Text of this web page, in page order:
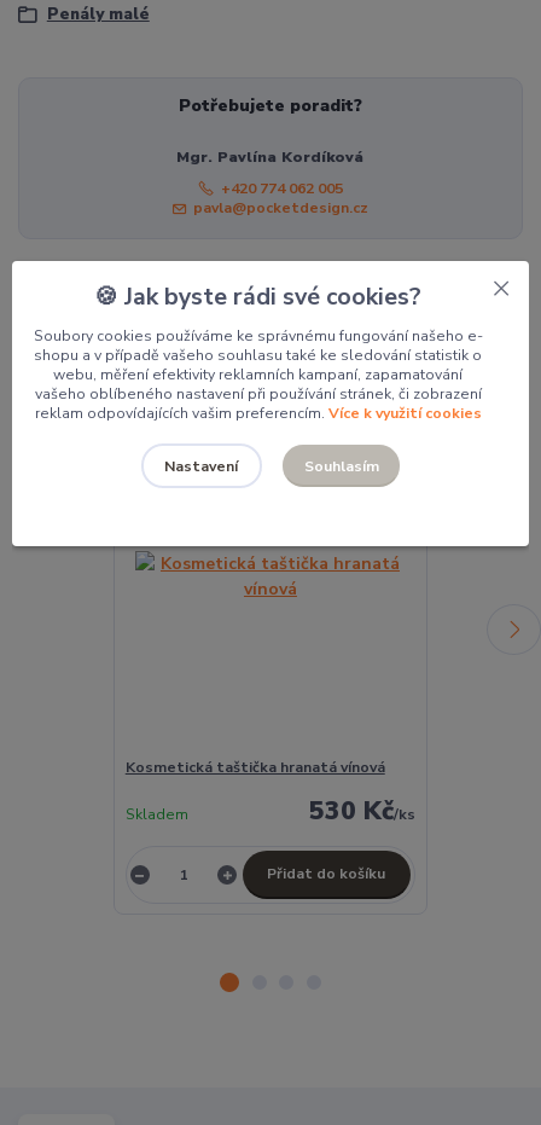
Penály malé
Potřebujete poradit?
Mgr. Pavlína Kordíková
+420 774 062 005
pavla@pocketdesign.cz
Související zboží 4
Kosmetická taštička hranatá vínová
530 Kč/ks
Skladem
Přidat do košíku
🍪 Jak byste rádi své cookies?
Soubory cookies používáme ke správnému fungování našeho e-
shopu a v případě vašeho souhlasu také ke sledování statistik o
webu, měření efektivity reklamních kampaní, zapamatování
vašeho oblíbeného nastavení při používání stránek, či zobrazení
reklam odpovídajících vašim preferencím. Více k využití cookies
Nastavení Souhlasím